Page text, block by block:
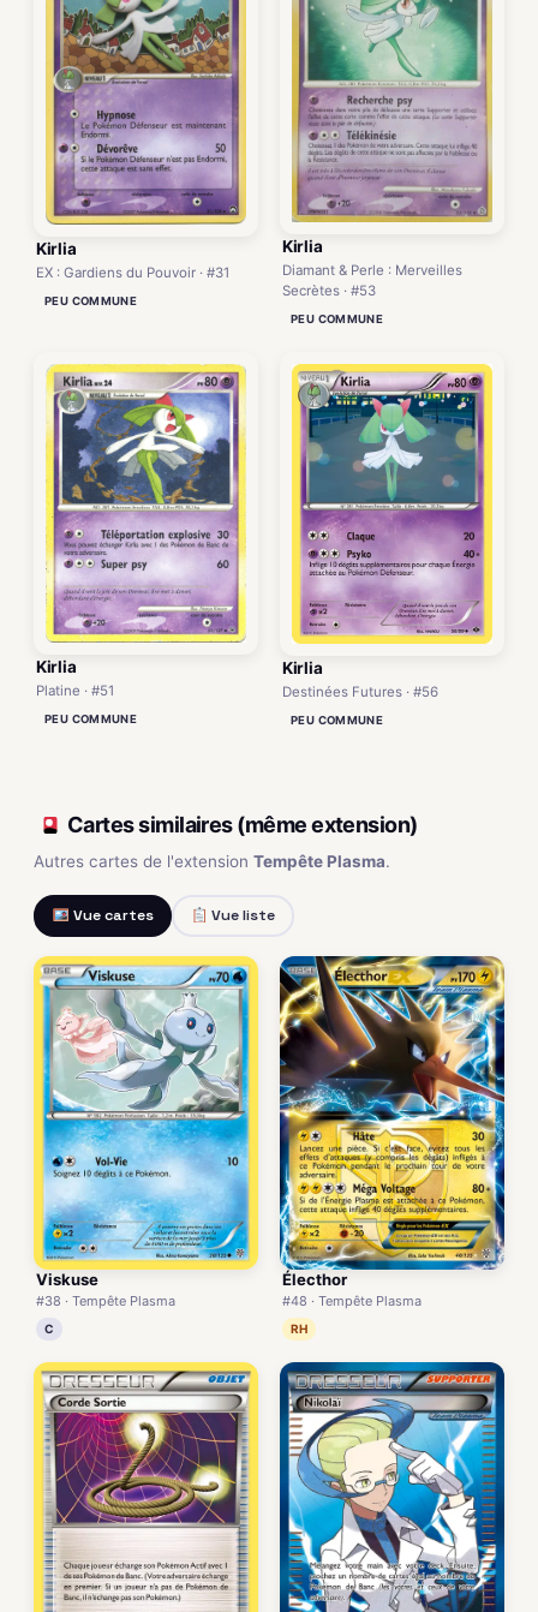
Kirlia
EX : Gardiens du Pouvoir · #31
PEU COMMUNE
Kirlia
Diamant & Perle : Merveilles
Secrètes · #53
PEU COMMUNE
Kirlia
Platine · #51
PEU COMMUNE
Kirlia
Destinées Futures · #56
PEU COMMUNE
Cartes similaires (même extension)
Autres cartes de l'extension Tempête Plasma.
Vue cartes Vue liste
Viskuse
#38 · Tempête Plasma
C
Électhor
#48 · Tempête Plasma
RH